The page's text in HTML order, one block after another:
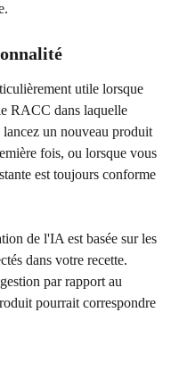
utile lorsque
RACC dans laquelle
un nouveau produit
fois, ou lorsque vous
est toujours conforme
de l'IA est basée sur les
dans votre recette.
par rapport au
pourrait correspondre